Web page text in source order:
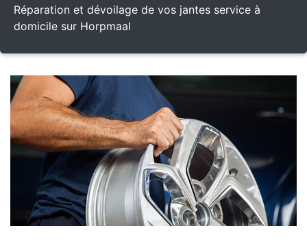
Réparation et dévoilage de vos jantes service à
domicile sur Horpmaal